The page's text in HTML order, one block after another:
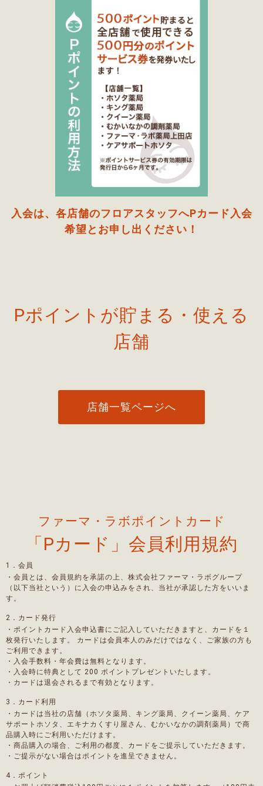
入会は、各店舗のフロアスタッフへPカード入会
希望とお申し出ください！
Pポイントが貯まる・使える
店舗
店舗一覧ページへ
ファーマ・ラボポイントカード
「Pカード」会員利用規約
1．会員
・会員とは、会員規約を承諾の上、株式会社ファーマ・ラボグループ
（以下当社という）に入会の申込みをされ、当社が承認した方をいいま
す。
2．カード発行
・ポイントカード入会申込書にご記入していただきますと、カードを１
枚発行いたします。 カードは会員本人のみだけではなく、ご家族の方も
ご利用できます。
・入会手数料・年会費は無料となります。
・入会時に特典として 200 ポイントプレゼントいたします。
・カードは退会されるまで有効となります。
3．カード利用
・カードは当社の店舗（ホソタ薬局、キング薬局、クイーン薬局、ケア
サポートホソタ、エキナカくすり屋さん、むかいなかの調剤薬局）で商
品購入時にご利用いただけます。
・商品購入の場合、ご利用の都度、カードをご提示していただきます。
・ご提示がない場合はポイントを進呈できません。
4．ポイント